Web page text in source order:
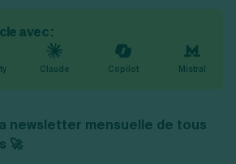
avec :
Claude Copilot Mistral
newsletter mensuelle de tous
🚀